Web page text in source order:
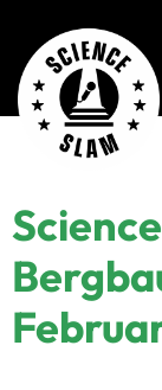
Zum
Inhalt
springen